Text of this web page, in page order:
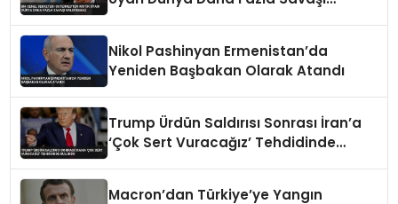
Nikol Pashinyan Ermenistan’da
Yeniden Başbakan Olarak Atandı
Trump Ürdün Saldırısı Sonrası İran’a
‘Çok Sert Vuracağız’ Tehdidinde
Macron’dan Türkiye’ye Yangın